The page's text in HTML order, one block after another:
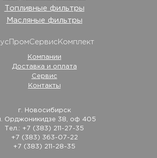
Топливные фильтры
Масляные фильтры
Компании
Доставка и оплата
Сервис
Контакты
г. Новосибирск
Орджоникидзе 38, оф 405
Тел.: +7 (383) 211-27-35
+7 (383) 363-07-22
+7 (383) 211-28-35